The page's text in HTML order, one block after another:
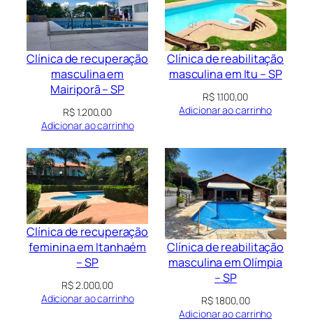
Clínica de recuperação
masculina em
Mairiporã – SP
R$1.200,00
Adicionar ao carrinho
Clínica de reabilitação
masculina em Itu – SP
R$1.100,00
Adicionar ao carrinho
Clínica de recuperação
feminina em Itanhaém
– SP
R$2.000,00
Adicionar ao carrinho
Clínica de reabilitação
masculina em Olímpia
– SP
R$1.800,00
Adicionar ao carrinho